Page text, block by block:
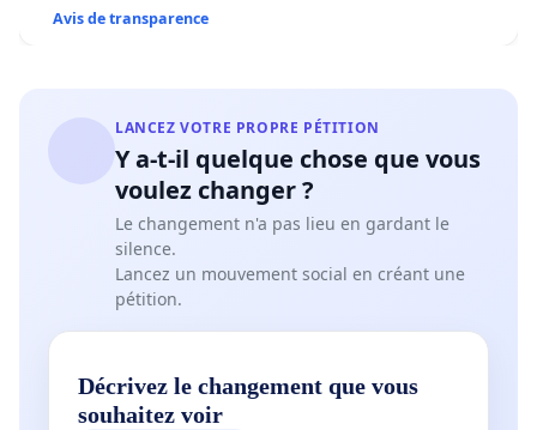
Avis de transparence
LANCEZ VOTRE PROPRE PÉTITION
Y a-t-il quelque chose que vous
voulez changer ?
Le changement n'a pas lieu en gardant le
silence.
Lancez un mouvement social en créant une
pétition.
Décrivez le changement que vous
souhaitez voir